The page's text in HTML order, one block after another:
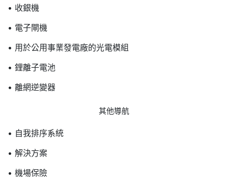
• 收銀機
• 電子閘機
• 用於公用事業發電廠的光電模組
• 鋰離子電池
• 離網逆變器
其他導航
• 自我排序系統
• 解決方案
• 機場保險